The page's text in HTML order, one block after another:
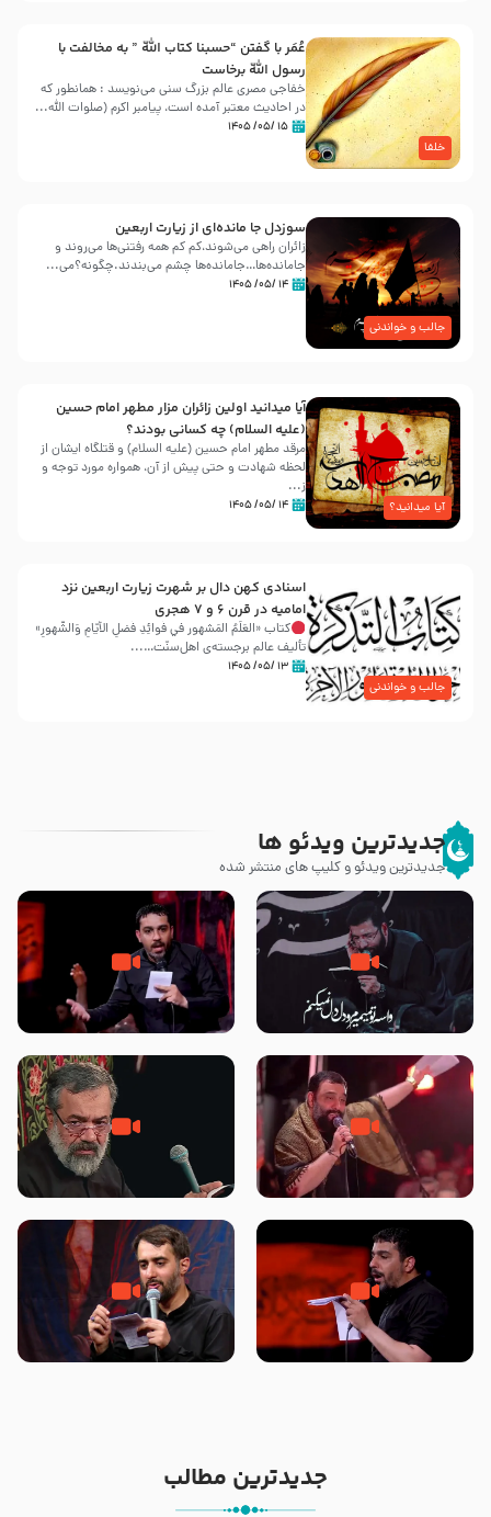
خلفا
عُمَر با گفتن “حسبنا كتاب اللّه ” به مخالفت با
رسول اللّه برخاست
خفاجی مصری عالم بزرگ سنی می‌نویسد : همانطور که
در احادیث معتبر آمده است، پیامبر اکرم (صلوات اللّه...
۱۵ /۰۵/ ۱۴۰۵
جالب و خواندنی
سوزدل جا مانده‌ای از زیارت اربعین
زائران راهی می‌شوند،کم‌ کم همه رفتنی‌ها می‌روند و
جامانده‌ها…جامانده‌ها چشم می‌بندند.چگونه؟می‌...
۱۴ /۰۵/ ۱۴۰۵
آیا میدانید؟
آیا میدانید اولین زائران مزار مطهر امام حسین
(علیه السلام) چه کسانی بودند؟
مرقد مطهر امام حسین (علیه السلام) و قتلگاه ایشان از
لحظه شهادت و حتی پیش از آن، همواره مورد توجه و
ز...
۱۴ /۰۵/ ۱۴۰۵
جالب و خواندنی
اسنادی کهن دال بر شهرت زیارت اربعین نزد
امامیه در قرن ۶ و ۷ هجری
کتاب «العَلَمُ المَشهور في فَوائِدِ فَضلِ الأيّامِ وَالشُّهورِ»
تألیف عالم برجسته‌ی اهل‌سنّت…...
۱۳ /۰۵/ ۱۴۰۵
جدیدترین ویدئو ها
جدیدترین ویدئو و کلیپ های منتشر شده
مصداق کربلا – حاج حسین سیب
سرخی
شور ، حسینا! به‌ حق زهرا «أُنْظُرْ
إِلَینا» – عزاداری شب هفتم ماه
جانا جانا ابی عبدالله – کربلایی جواد
مقدم – شب هشتم محرم 1448 –
مادر منم مثل تو خمیدم – حاج
محمود کریمی – شهادت حضرت
هیئت رایة العباس علیه السلام
تک ، عبّاس، صاحب دل‌هاست –
حاج حنیف طاهری – عزاداری شب
من غلام نوکراتم من عاشق کربلاتم
– شور زمینه – شب هفتم – محرم
جدیدترین مطالب